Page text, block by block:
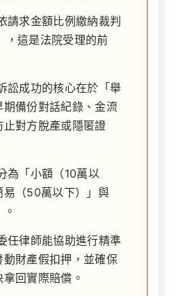
請求金額比例繳納裁判
，這是法院受理的前
訟成功的核心在於「舉
備份對話紀錄、金流
對方脫產或隱匿證
為「小額（10萬以
易（50萬以下）」與
任律師能協助進行精準
動財產假扣押，並確保
回實際賠償。